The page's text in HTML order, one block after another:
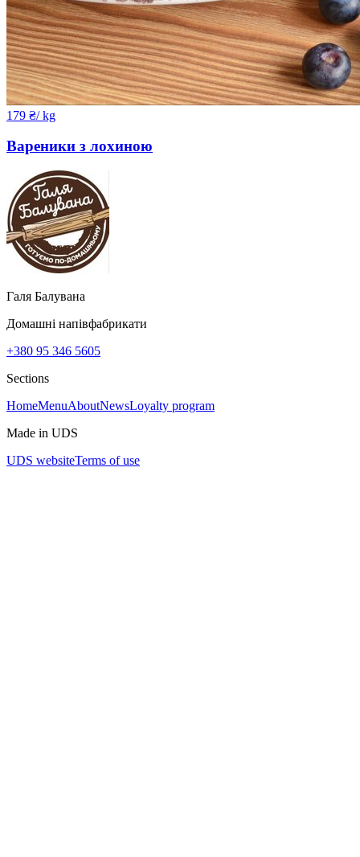
179 ₴/ kg
Вареники з лохиною
Галя Балувана
Домашні напівфабрикати
+380 95 346 5605
Sections
HomeMenuAboutNewsLoyalty program
Made in UDS
UDS websiteTerms of use